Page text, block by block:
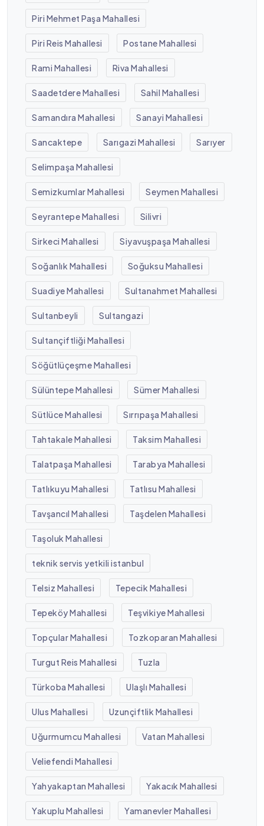
Piri Mehmet Paşa Mahallesi
Piri Reis Mahallesi Postane Mahallesi
Rami Mahallesi Riva Mahallesi
Saadetdere Mahallesi Sahil Mahallesi
Samandıra Mahallesi Sanayi Mahallesi
Sancaktepe Sarıgazi Mahallesi Sarıyer
Selimpaşa Mahallesi
Semizkumlar Mahallesi Seymen Mahallesi
Seyrantepe Mahallesi Silivri
Sirkeci Mahallesi Siyavuşpaşa Mahallesi
Soğanlık Mahallesi Soğuksu Mahallesi
Suadiye Mahallesi Sultanahmet Mahallesi
Sultanbeyli Sultangazi
Sultançiftliği Mahallesi
Söğütlüçeşme Mahallesi
Sülüntepe Mahallesi Sümer Mahallesi
Sütlüce Mahallesi Sırrıpaşa Mahallesi
Tahtakale Mahallesi Taksim Mahallesi
Talatpaşa Mahallesi Tarabya Mahallesi
Tatlıkuyu Mahallesi Tatlısu Mahallesi
Tavşancıl Mahallesi Taşdelen Mahallesi
Taşoluk Mahallesi
teknik servis yetkili istanbul
Telsiz Mahallesi Tepecik Mahallesi
Tepeköy Mahallesi Teşvikiye Mahallesi
Topçular Mahallesi Tozkoparan Mahallesi
Turgut Reis Mahallesi Tuzla
Türkoba Mahallesi Ulaşlı Mahallesi
Ulus Mahallesi Uzunçiftlik Mahallesi
Uğurmumcu Mahallesi Vatan Mahallesi
Veliefendi Mahallesi
Yahyakaptan Mahallesi Yakacık Mahallesi
Yakuplu Mahallesi Yamanevler Mahallesi